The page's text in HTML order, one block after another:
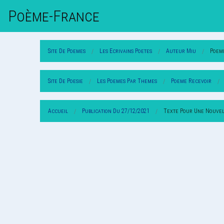
Poème-FrAnce
Site De Poemes Les Ecrivains Poetes Auteur Miu
Site De Poesie Les Poemes Par Themes Poeme Recevoir
Accueil Publication Du 27/12/2021 Texte Pour Une